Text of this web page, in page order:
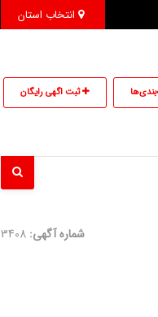
ثبت اگهی رایگان
شماره آگهی: 3408